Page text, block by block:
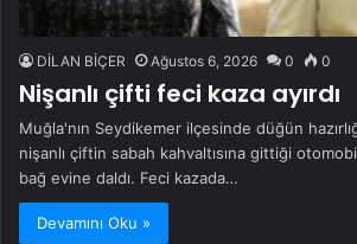
DİLAN BİÇER Ağustos 6, 2026 0 0
Nişanlı çifti feci kaza ayırdı
Muğla'nın Seydikemer ilçesinde düğün
nişanlı çiftin sabah kahvaltısına gittiği
bağ evine daldı. Feci kazada…
Devamını Oku »